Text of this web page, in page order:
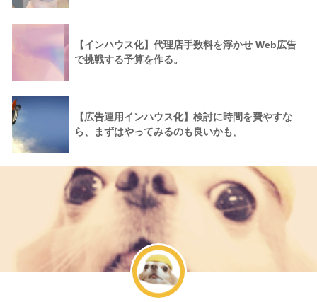
【インハウス化】代理店手数料を浮かせ Web広告
で挑戦する予算を作る。
【広告運用インハウス化】検討に時間を費やすな
ら、まずはやってみるのも良いかも。